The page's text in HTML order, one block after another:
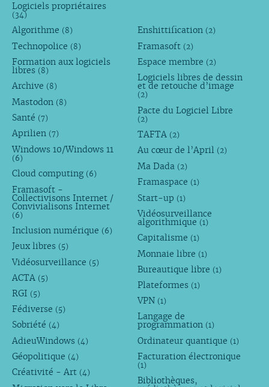
Logiciels propriétaires
(34)
Algorithme (8)
Technopolice (8)
Formation aux logiciels
libres (8)
Archive (8)
Mastodon (8)
Santé (7)
Aprilien (7)
Windows 10/Windows 11
(6)
Cloud computing (6)
Framasoft -
Collectivisons Internet /
Convivialisons Internet
(6)
Inclusion numérique (6)
Jeux libres (5)
Vidéosurveillance (5)
ACTA (5)
RGI (5)
Fédiverse (5)
Sobriété (4)
AdieuWindows (4)
Géopolitique (4)
Créativité - Art (4)
Enshittification (2)
Framasoft (2)
Espace membre (2)
Logiciels libres de dessin
et de retouche d’image
(2)
Pacte du Logiciel Libre
(2)
TAFTA (2)
Au cœur de l’April (2)
Ma Dada (2)
Framaspace (1)
Start-up (1)
Vidéosurveillance
algorithmique (1)
Capitalisme (1)
Monnaie libre (1)
Bureautique libre (1)
Plateformes (1)
VPN (1)
Langage de
programmation (1)
Ordinateur quantique (1)
Facturation électronique
(1)
Bibliothèques,